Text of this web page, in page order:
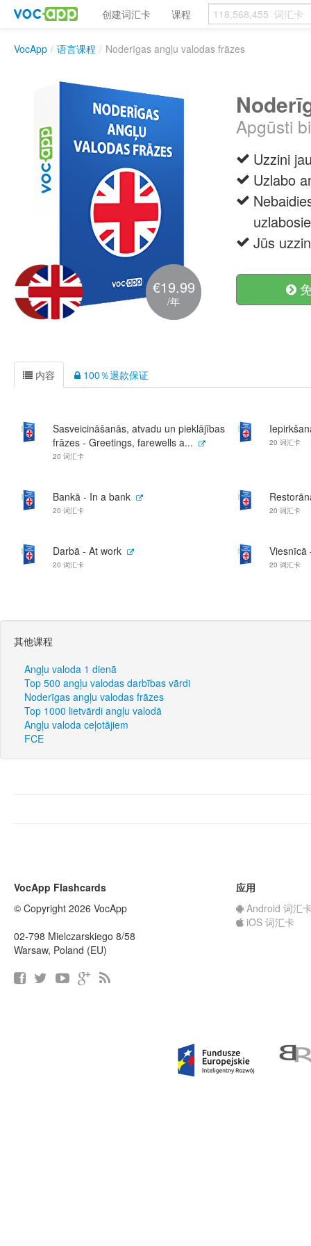
创建词汇卡 课程
VocApp / 语言课程 / Noderīgas angļu valodas frāzes
€19.99
/年
Apgūsti
Uzzini
Uzlabo
Jūs
内容 100％退款保证
Sasveicināšanās, atvadu un pieklājības
frāzes - Greetings, farewells a...
20 词汇卡
20 词汇卡
Bankā - In a bank
20 词汇卡 20 词汇卡
Darbā - At work
20 词汇卡
Viesnīcā
20 词汇卡
其他课程
Angļu valoda 1 dienā
Top 500 angļu valodas darbības vārdi
Noderīgas angļu valodas frāzes
Top 1000 lietvārdi angļu valodā
Angļu valoda ceļotājiem
FCE
VocApp Flashcards
© Copyright 2026 VocApp
02-798 Mielczarskiego 8/58
Warsaw, Poland (EU)
应用
Android 词汇
iOS 词汇卡